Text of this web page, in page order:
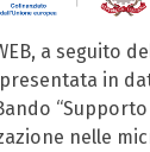
a seguito
in
nelle